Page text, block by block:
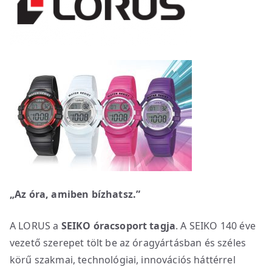
„Az óra, amiben bízhatsz.”
A LORUS a SEIKO óracsoport tagja. A SEIKO 140 éve
vezető szerepet tölt be az óragyártásban és széles
körű szakmai, technológiai, innovációs háttérrel